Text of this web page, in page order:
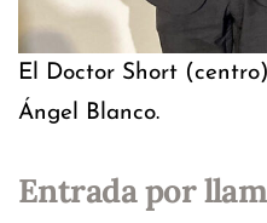
El Doctor Short
Ángel Blanco.
Entrada por